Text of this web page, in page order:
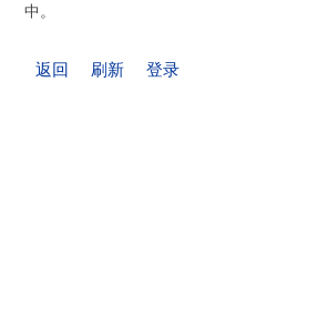
中。
返回 刷新 登录